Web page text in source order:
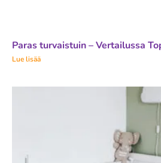
Paras turvaistuin – Vertailussa
Lue lisää